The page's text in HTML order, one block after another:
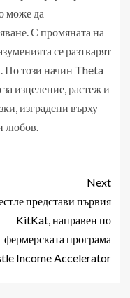
може да
С промяната на
се разтварят
По този начин Theta
изцеление, растеж и
изградени върху
любов.
Next
представи първия
KitKat, направен по
фермерската програма
Income Accelerator